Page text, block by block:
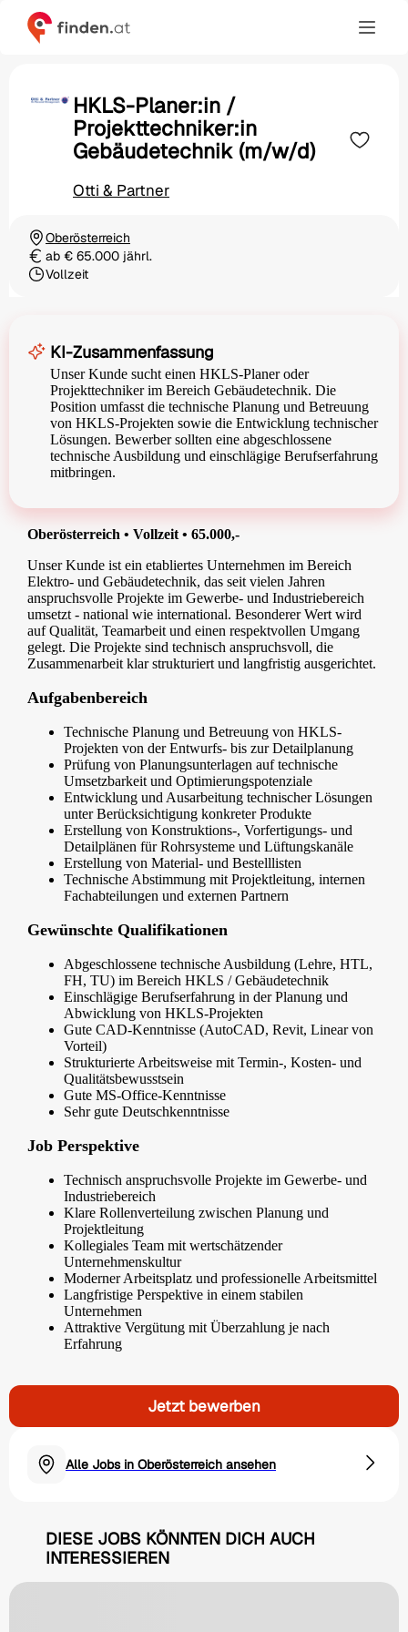
HKLS-Planer:in /
Projekttechniker:in
Gebäudetechnik (m/w/d)
Otti & Partner
Ortschaft
Oberösterreich
Gehaltab € 65.000 jährl.
Beschäftigungsart
Vollzeit
KI-Zusammenfassung
Unser Kunde sucht einen HKLS-Planer oder
Projekttechniker im Bereich Gebäudetechnik. Die
Position umfasst die technische Planung und Betreuung
von HKLS-Projekten sowie die Entwicklung technischer
Lösungen. Bewerber sollten eine abgeschlossene
technische Ausbildung und einschlägige Berufserfahrung
mitbringen.
Oberösterreich • Vollzeit • 65.000,-
Unser Kunde ist ein etabliertes Unternehmen im Bereich
Elektro- und Gebäudetechnik, das seit vielen Jahren
anspruchsvolle Projekte im Gewerbe- und Industriebereich
umsetzt - national wie international. Besonderer Wert wird
auf Qualität, Teamarbeit und einen respektvollen Umgang
gelegt. Die Projekte sind technisch anspruchsvoll, die
Zusammenarbeit klar strukturiert und langfristig ausgerichtet.
Aufgabenbereich
Technische Planung und Betreuung von HKLS-
Projekten von der Entwurfs- bis zur Detailplanung
Prüfung von Planungsunterlagen auf technische
Umsetzbarkeit und Optimierungspotenziale
Entwicklung und Ausarbeitung technischer Lösungen
unter Berücksichtigung konkreter Produkte
Erstellung von Konstruktions-, Vorfertigungs- und
Detailplänen für Rohrsysteme und Lüftungskanäle
Erstellung von Material- und Bestelllisten
Technische Abstimmung mit Projektleitung, internen
Fachabteilungen und externen Partnern
Gewünschte Qualifikationen
Abgeschlossene technische Ausbildung (Lehre, HTL,
FH, TU) im Bereich HKLS / Gebäudetechnik
Einschlägige Berufserfahrung in der Planung und
Abwicklung von HKLS-Projekten
Gute CAD-Kenntnisse (AutoCAD, Revit, Linear von
Vorteil)
Strukturierte Arbeitsweise mit Termin-, Kosten- und
Qualitätsbewusstsein
Gute MS-Office-Kenntnisse
Sehr gute Deutschkenntnisse
Job Perspektive
Technisch anspruchsvolle Projekte im Gewerbe- und
Industriebereich
Klare Rollenverteilung zwischen Planung und
Projektleitung
Kollegiales Team mit wertschätzender
Unternehmenskultur
Moderner Arbeitsplatz und professionelle Arbeitsmittel
Langfristige Perspektive in einem stabilen
Unternehmen
Attraktive Vergütung mit Überzahlung je nach
Erfahrung
Jetzt bewerben
Alle Jobs in Oberösterreich ansehen
DIESE JOBS KÖNNTEN DICH AUCH
INTERESSIEREN